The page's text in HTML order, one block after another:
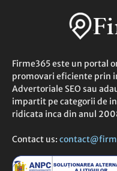
Firme365 este un portal
promovari eficiente prin
Advertoriale SEO sau
impartit pe categorii de
ridicata inca din anul
Contact us: